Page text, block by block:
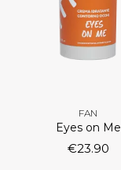
FAN
Eyes on Me
€23.90